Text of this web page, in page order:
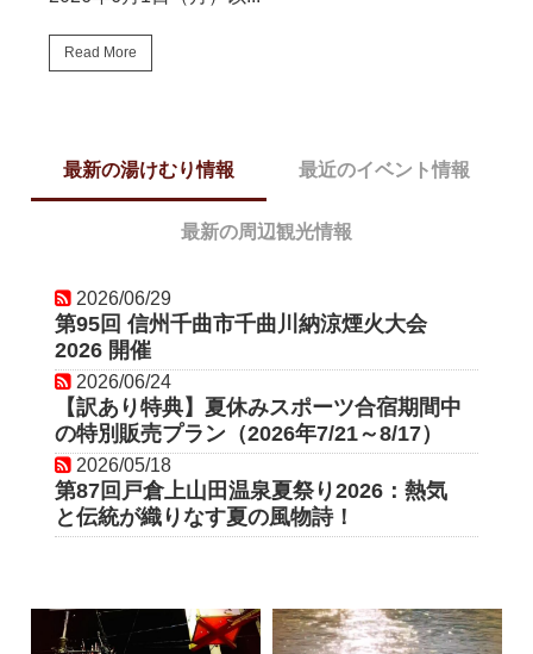
Read More
最新の湯けむり情報
2026/06/29
第95回 信州千曲市千曲川納涼煙火大会
2026 開催
2026/06/24
【訳あり特典】夏休みスポーツ合宿期間中
の特別販売プラン（2026年7/21～8/17）
2026/05/18
第87回戸倉上山田温泉夏祭り2026：熱気
と伝統が織りなす夏の風物詩！
最近のイベント情報
第95回 信州千曲市千曲川納涼煙火
第87回戸倉上山田温泉夏祭り2026
と伝統が織りなす夏の風物詩！
【第4弾 ちくま生活応援券】取扱
最新の周辺観光情報
【初夏の坂城町】330種2,300株の
【5/23〜6/7】
2026/05/11
【絶景】姨捨の棚田に水が入りま
「田毎の月」が輝く幻想的な季節
2026/03/07
【開花速報】ついに、春の妖精が
した。千曲市「セツブンソウ」が